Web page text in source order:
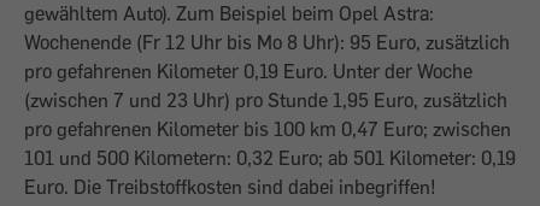
gewähltem Auto). Zum Beispiel beim Opel Astra:
Wochenende (Fr 12 Uhr bis Mo 8 Uhr): 95 Euro, zusätzlich
pro gefahrenen Kilometer 0,19 Euro. Unter der Woche
(zwischen 7 und 23 Uhr) pro Stunde 1,95 Euro, zusätzlich
pro gefahrenen Kilometer bis 100 km 0,47 Euro; zwischen
101 und 500 Kilometern: 0,32 Euro; ab 501 Kilometer: 0,19
Euro. Die Treibstoffkosten sind dabei inbegriffen!